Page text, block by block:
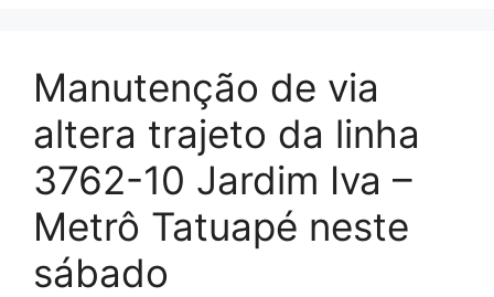
Manutenção de via
altera trajeto da linha
3762-10 Jardim Iva –
Metrô Tatuapé neste
sábado